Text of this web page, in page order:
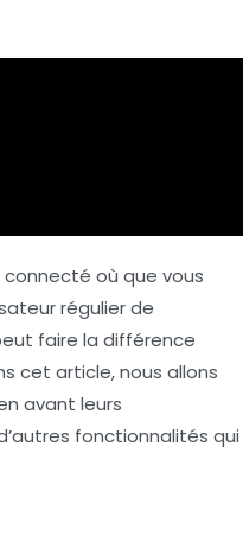
où que vous
régulier de
faire la différence
cet article, nous allons
avant leurs
fonctionnalités qui